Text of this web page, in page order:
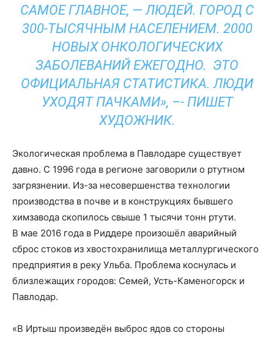
САМОЕ ГЛАВНОЕ, — ЛЮДЕЙ. ГОРОД С
300-ТЫСЯЧНЫМ НАСЕЛЕНИЕМ. 2000
НОВЫХ ОНКОЛОГИЧЕСКИХ
ЗАБОЛЕВАНИЙ ЕЖЕГОДНО. ЭТО
ОФИЦИАЛЬНАЯ СТАТИСТИКА. ЛЮДИ
УХОДЯТ ПАЧКАМИ», –- ПИШЕТ
ХУДОЖНИК.
Экологическая проблема в Павлодаре существует
давно. С 1996 года в регионе заговорили о ртутном
загрязнении. Из-за несовершенства технологии
производства в почве и в конструкциях бывшего
химзавода скопилось свыше 1 тысячи тонн ртути.
В мае 2016 года в Риддере произошёл аварийный
сброс стоков из хвостохранилища металлургического
предприятия в реку Ульба. Проблема коснулась и
близлежащих городов: Семей, Усть-Каменогорск и
Павлодар.
«В Иртыш произведён выброс ядов со стороны